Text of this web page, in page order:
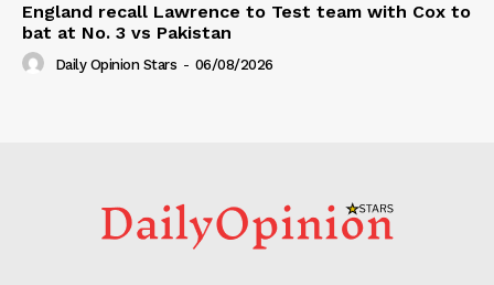
England recall Lawrence to Test team with Cox to
bat at No. 3 vs Pakistan
Daily Opinion Stars - 06/08/2026